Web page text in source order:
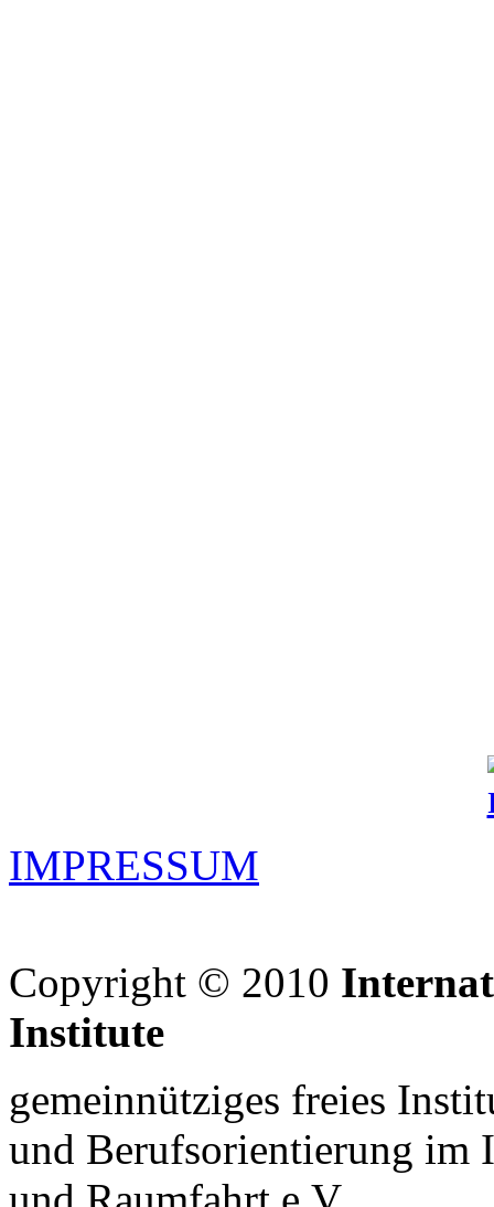
IMPRESSUM
Copyright © 2010
Institute
gemeinnütziges freies
und Berufsorientierung im